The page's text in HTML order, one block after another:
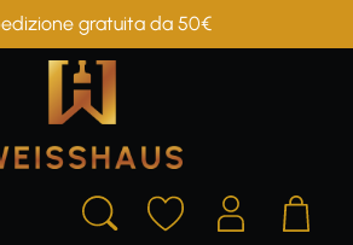
gratuita da 50€